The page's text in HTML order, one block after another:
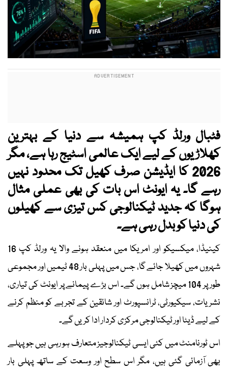
فٹبال ورلڈ کپ ہمیشہ سے دنیا کے بہترین
کھلاڑیوں کے لیے ایک عالمی اسٹیج رہا ہے، مگر
2026 کا ایڈیشن صرف کھیل تک محدود نہیں
رہے گا۔ یہ ایونٹ اس بات کی بھی عملی مثال
ہوگا کہ جدید ٹیکنالوجی کس تیزی سے کھیلوں
کی دنیا کو بدل رہی ہے۔
کینیڈا، میکسیکو اور امریکا میں منعقد ہونے والا یہ ورلڈ کپ 16
شہروں میں کھیلا جائے گا، جس میں پہلی بار 48 ٹیمیں اور مجموعی
طور پر 104 میچز شامل ہوں گے۔ اس بڑے پیمانے پر ایونٹ کی تیاری،
نشریات، سیکیورٹی، ٹرانسپورٹ اور شائقین کے تجربے کو منظم کرنے
کے لیے ڈیٹا اور ٹیکنالوجی مرکزی کردار ادا کریں گے۔
اس ٹورنامنٹ میں کئی ایسی ٹیکنالوجیز متعارف ہو رہی ہیں جو پہلے
بھی آزمائی گئی ہیں، مگر اس سطح اور وسعت کے ساتھ پہلی بار